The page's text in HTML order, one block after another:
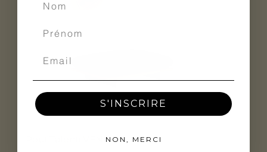
Pouf Talenti VENICE
S'INSCRIRE
NON, MERCI